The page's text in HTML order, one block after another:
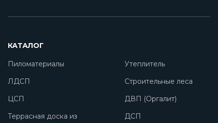
КАТАЛОГ
Пиломатериалы
Утеплитель
ЛДСП
Строительные леса
ЦСП
ДВП (Оргалит)
Террасная доска из
ДСП